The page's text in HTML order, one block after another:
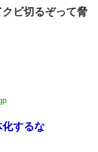
ビ切るぞって脅
するな